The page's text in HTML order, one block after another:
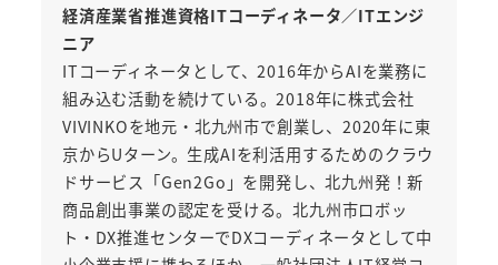
経済産業省推進資格ITコーディネータ／ITエンジ
ニア
ITコーディネータとして、2016年からAIを業務に
組み込む活動を続けている。2018年に株式会社
VIVINKOを地元・北九州市で創業し、2020年に東
京からUターン。生成AIを利活用するためのクラウ
ドサービス「Gen2Go」を開発し、北九州発！新
商品創出事業の認定を受ける。北九州市ロボッ
ト・DX推進センターでDXコーディネータとして中